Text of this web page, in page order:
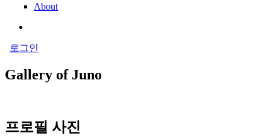
About
로그인
Gallery of Juno
프로필 사진